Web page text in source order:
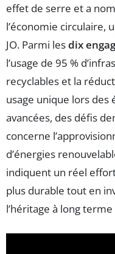
effet de serre et a
l’économie circulaire,
JO. Parmi lesdix
l’usage de 95 %
recyclables et la
usage unique lors des
avancées, des défis
concerne
d’énergies
indiquent un réel
plus durable tout en
l’héritage à long